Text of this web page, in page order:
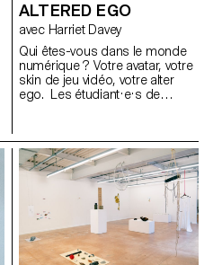
ALTERED EGO
avec Harriet Davey
Qui êtes-vous dans le monde
numérique ? Votre avatar, votre
skin de jeu vidéo, votre alter
ego. Les étudiant·e·s de
ego numériques. L'utilisation
des logicials Daz, Blender et
de la VR leur a permis
d'explorer une autre
personnalité ou expression à
travers le soi numérique.